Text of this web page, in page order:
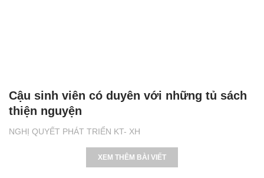
NGHỊ QUYẾT PHÁT TRIỂN KT- XH
Cậu sinh viên có duyên với những tủ sách
thiện nguyện
XEM THÊM BÀI VIẾT